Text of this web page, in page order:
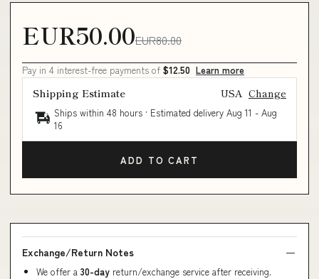
EUR50.00EUR80.00
Pay in 4 interest-free payments of $12.50 Learn more
Shipping Estimate USA Change
Ships within 48 hours · Estimated delivery Aug 11 - Aug
16
ADD TO CART
Exchange/Return Notes
We offer a 30-day return/exchange service after receiving.